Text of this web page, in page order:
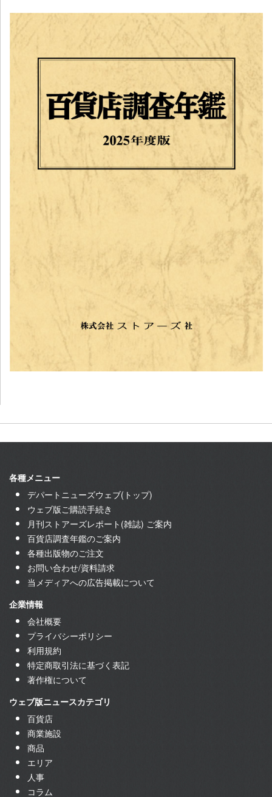
各種メニュー
デパートニューズウェブ(トップ)
ウェブ版ご購読手続き
月刊ストアーズレポート(雑誌) ご案内
百貨店調査年鑑のご案内
各種出版物のご注文
お問い合わせ/資料請求
当メディアへの広告掲載について
企業情報
会社概要
プライバシーポリシー
利用規約
特定商取引法に基づく表記
著作権について
ウェブ版ニュースカテゴリ
百貨店
商業施設
商品
エリア
人事
コラム